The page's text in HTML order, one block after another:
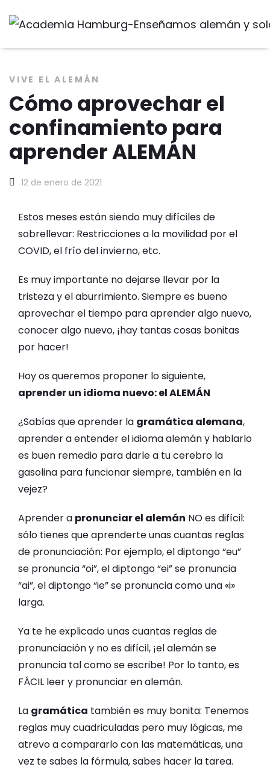
VIVE EL ALEMÁN
Cómo aprovechar el
confinamiento para
aprender ALEMÁN
12 de enero de 2021
Estos meses están siendo muy difíciles de
sobrellevar: Restricciones a la movilidad por el
COVID, el frío del invierno, etc.
Es muy importante no dejarse llevar por la
tristeza y el aburrimiento. Siempre es bueno
aprovechar el tiempo para aprender algo nuevo,
conocer algo nuevo, ¡hay tantas cosas bonitas
por hacer!
Hoy os queremos proponer lo siguiente,
aprender un idioma nuevo: el ALEMÁN
¿Sabías que aprender la gramática alemana,
aprender a entender el idioma alemán y hablarlo
es buen remedio para darle a tu cerebro la
gasolina para funcionar siempre, también en la
vejez?
Aprender a pronunciar el alemán NO es difícil:
sólo tienes que aprenderte unas cuantas reglas
de pronunciación: Por ejemplo, el diptongo “eu”
se pronuncia “oi”, el diptongo “ei” se pronuncia
“ai”, el diptongo “ie” se pronuncia como una «i»
larga.
Ya te he explicado unas cuantas reglas de
pronunciación y no es difícil, ¡el alemán se
pronuncia tal como se escribe! Por lo tanto, es
FÁCIL leer y pronunciar en alemán.
La gramática también es muy bonita: Tenemos
reglas muy cuadriculadas pero muy lógicas, me
atrevo a compararlo con las matemáticas, una
vez te sabes la fórmula, sabes hacer la tarea.